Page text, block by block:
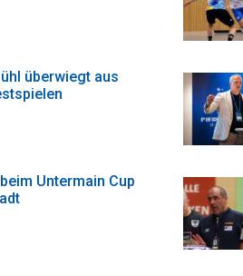
überwiegt aus
Untermain Cup